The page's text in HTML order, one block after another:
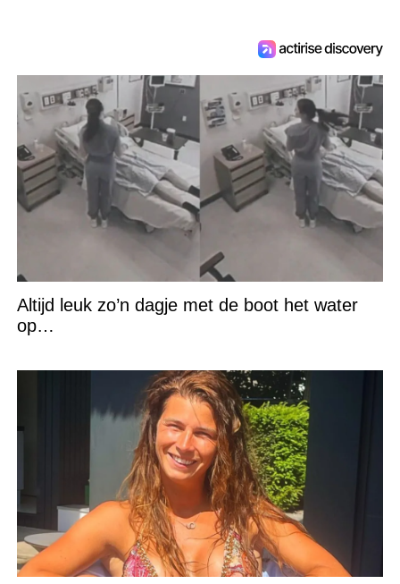
Altijd leuk zo’n dagje met de boot het water
op…